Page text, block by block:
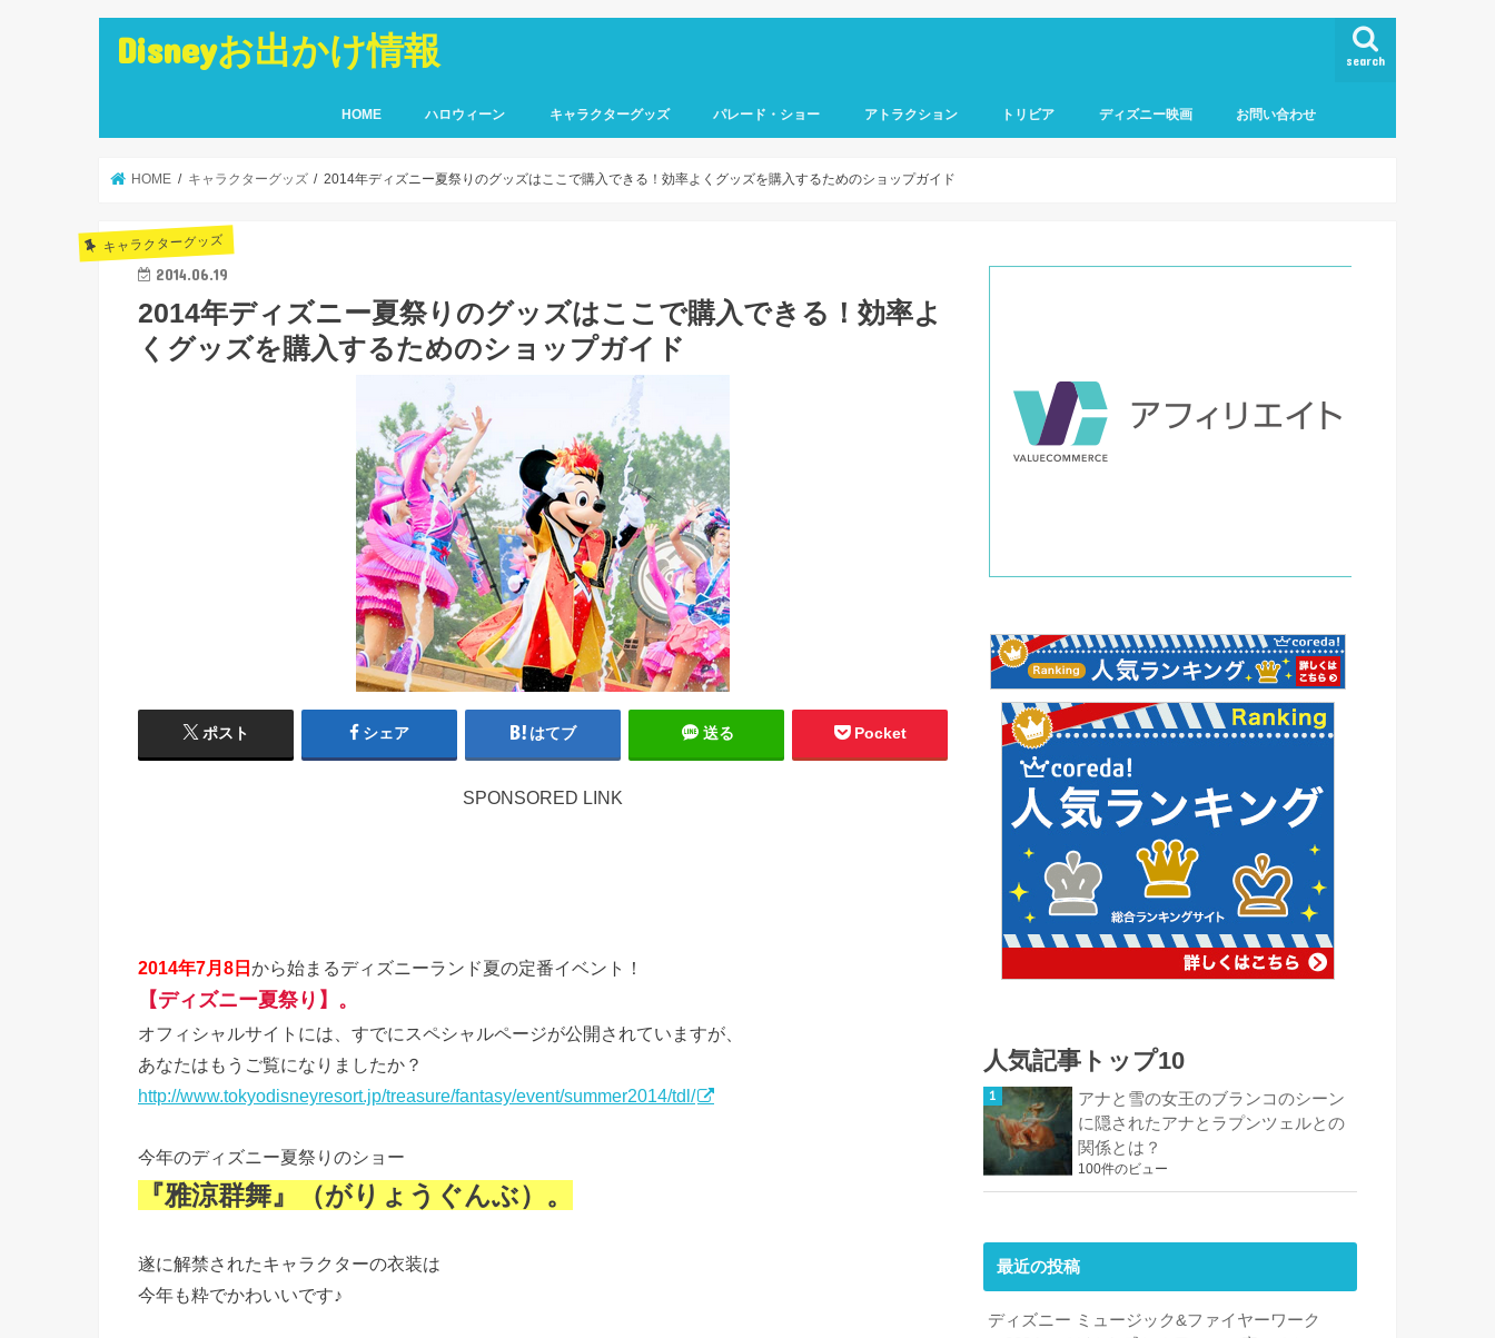
Disneyお出かけ情報 search
HOME ハロウィーン キャラクターグッズ パレード・ショー アトラクション トリビア ディズニー映画 お問い合わせ
HOME キャラクターグッズ 2014年ディズニー夏祭りのグッズはここで購入できる！効率よくグッズを購入するためのショップガイド
キャラクターグッズ
2014.06.19
2014年ディズニー夏祭りのグッズはここで購入できる！効率よ
くグッズを購入するためのショップガイド
ポスト シェア はてブ 送る Pocket
SPONSORED LINK
2014年7月8日 から始まるディズニーランド夏の定番イベント！
【ディズニー夏祭り】。
オフィシャルサイトには、すでにスペシャルページが公開されていますが、
あなたはもうご覧になりましたか？
http://www.tokyodisneyresort.jp/treasure/fantasy/event/summer2014/tdl/
今年のディズニー夏祭りのショー
『雅涼群舞』（がりょうぐんぶ）。
遂に解禁されたキャラクターの衣装は
今年も粋でかわいいです♪
人気記事トップ10
アナと雪の女王のブランコのシーン
に隠されたアナとラプンツェルとの
関係とは？
100件のビュー
最近の投稿
ディズニー ミュージック&ファイヤーワーク